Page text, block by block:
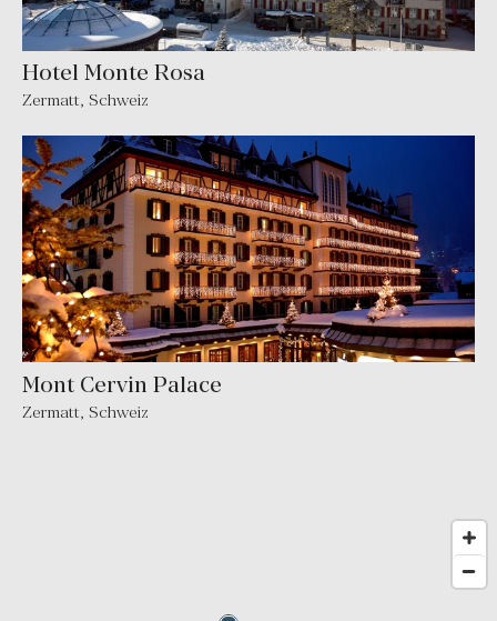
Hotel Monte Rosa
Zermatt, Schweiz
Mont Cervin Palace
Zermatt, Schweiz